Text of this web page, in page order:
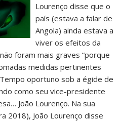
Lourenço disse que o
país (estava a falar de
Angola) ainda estava a
viver os efeitos da
foram mais graves “porque
medidas pertinentes
oportuno sob a égide de
como seu vice-presidente
João Lourenço. Na sua
2018), João Lourenço disse